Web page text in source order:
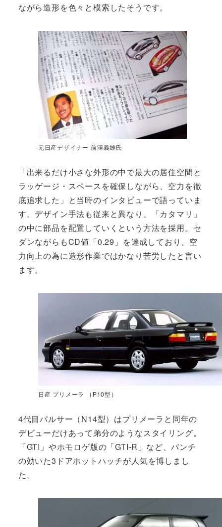
ながら造形を色々と模索したそうです。
元日産デザイナー 前澤義雄氏
「出来るだけ小さな外形の中で最大の居住空間と
ラッゲージ・スペースを確保しながら、空力を徹
底追求した」と当時のインタビューで語っていま
す。デザイン手法も従来と異なり、「カタマリ」
の中に部品を配置していくという方法を採用。セ
ダンながらもCD値「0.29」を達成しており、空
力向上の為に造形作業ではかなり苦労したと言い
ます。
日産 プリメーラ （P10型）
4代目パルサー（N14型）はプリメーラと同年の
デビューだけあって弟分のようなスタイリング。
「GTI」やホモロゲ版の「GTI-R」など、パンチ
の効いた3ドアホットハッチが人気を博しまし
た。